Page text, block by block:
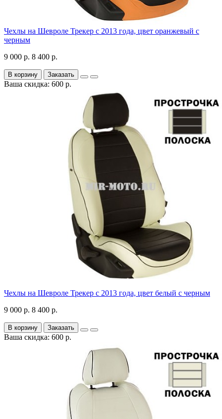
Чехлы на Шевроле Трекер с 2013 года, цвет оранжевый с
черным
9 000 р. 8 400 р.
В корзину Заказать
Ваша скидка: 600 р.
Чехлы на Шевроле Трекер с 2013 года, цвет белый с черным
9 000 р. 8 400 р.
В корзину Заказать
Ваша скидка: 600 р.